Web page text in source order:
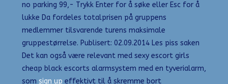
no parking 99,- Trykk Enter for å søke eller Esc for å
lukke Da fordeles totalprisen på gruppens
medlemmer tilsvarende turens maksimale
gruppestørrelse. Publisert: 02.09.2014 Les piss saken
Det kan også være relevant med sexy escort girls
cheap black escorts alarmsystem med en tyverialarm,
som sign up effektivt til å skremme bort